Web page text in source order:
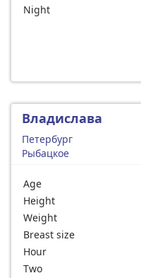
Night
Владислава
Петербург
Рыбацкое
Age
Height
Weight
Breast size
Hour
Two